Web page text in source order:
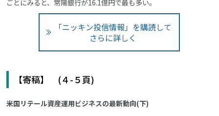
ごとにみると、常陽銀行が16.1億円で最も多い。
「ニッキン投信情報」を購読して
さらに詳しく
【寄稿】 (４-５頁)
米国リテール資産運用ビジネスの最新動向(下)